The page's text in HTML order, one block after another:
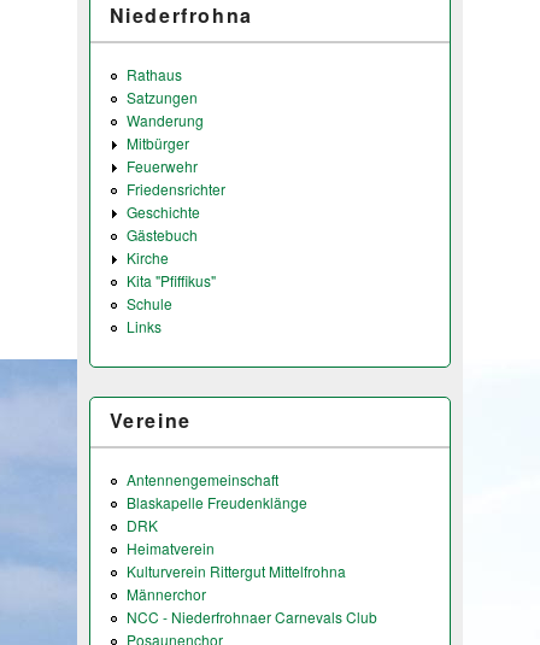
Niederfrohna
Rathaus
Satzungen
Wanderung
Mitbürger
Feuerwehr
Friedensrichter
Geschichte
Gästebuch
Kirche
Kita "Pfiffikus"
Schule
Links
Vereine
Antennengemeinschaft
Blaskapelle Freudenklänge
DRK
Heimatverein
Kulturverein Rittergut Mittelfrohna
Männerchor
NCC - Niederfrohnaer Carnevals Club
Posaunenchor